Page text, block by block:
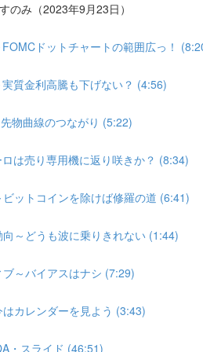
のみ（2023年9月23日）
ドットチャートの範囲広っ！
質金利高騰も下げない？ (4:56)
物曲線のつながり (5:22)
は売り専用機に返り咲きか？ (8:34)
ットコインを除けば修羅の道 (6:41)
～どうも波に乗りきれない (1:44)
～バイアスはナシ (7:29)
カレンダーを見よう (3:43)
・スライド (46:51)